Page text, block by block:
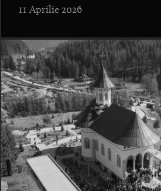
11 Aprilie 2026